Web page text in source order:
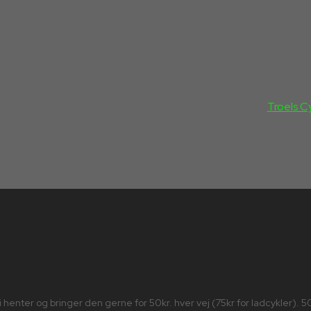
Troels
og bringer den gerne for 50kr. hver vej (75kr for